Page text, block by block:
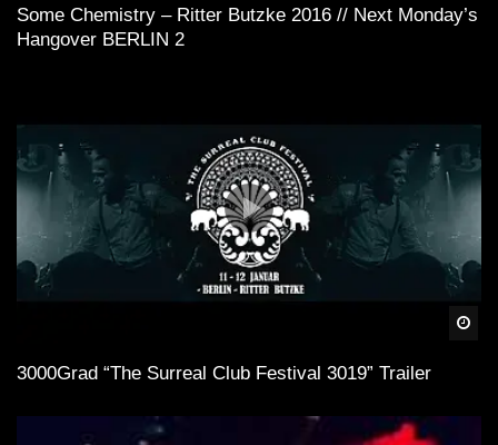
Some Chemistry – Ritter Butzke 2016 // Next Monday’s
Hangover BERLIN 2
3000Grad “The Surreal Club Festival 3019” Trailer